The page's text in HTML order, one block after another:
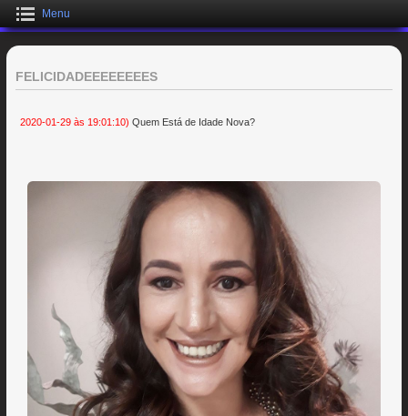
Menu
FELICIDADEEEEEEEES
2020-01-29 às 19:01:10) Quem Está de Idade Nova?